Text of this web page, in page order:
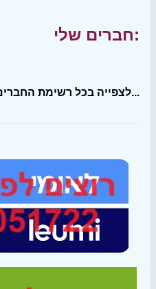
חברים שלי:
לצפייה בכל רשימת החברים שלי...